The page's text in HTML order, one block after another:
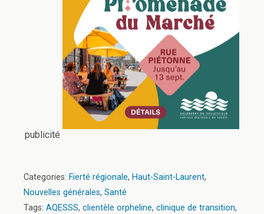
publicité
Categories: Fierté régionale, Haut-Saint-Laurent,
Nouvelles générales, Santé
Tags: AQESSS, clientèle orpheline, clinique de transition,